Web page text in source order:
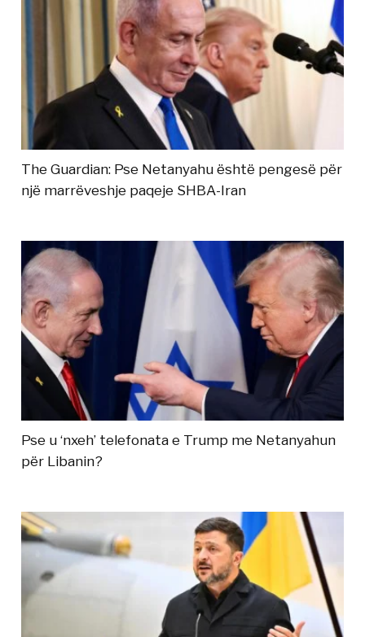
The Guardian: Pse Netanyahu është pengesë për
një marrëveshje paqeje SHBA-Iran
Pse u ‘nxeh’ telefonata e Trump me Netanyahun
për Libanin?